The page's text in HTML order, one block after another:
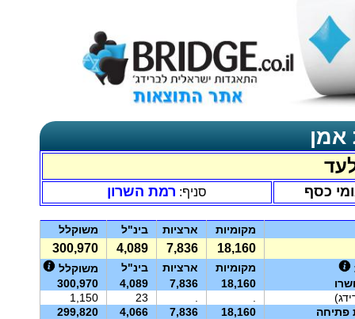
אמן
כסף סניף: רמת השרון
מקומיות ארציות בינ"ל משוקלל
18,160
7,836
4,089
300,970
מקומיות ארציות בינ"ל
משוקלל
18,160
7,836
4,089
300,970
23
1,150
פתיחה
18,160
7,836
4,066
299,820